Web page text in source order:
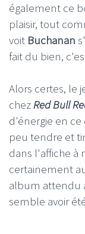
également ce
plaisir, tout
voit Buchanan
fait du bien,
Alors certes, le
chezRed Bull
d'énergie en
peu tendre et
dans l'affiche à
certainement
album attendu
semble avoir